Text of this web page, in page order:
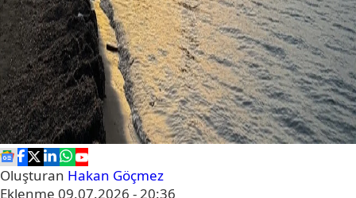
Oluşturan Hakan Göçmez
Eklenme 09.07.2026 - 20:36